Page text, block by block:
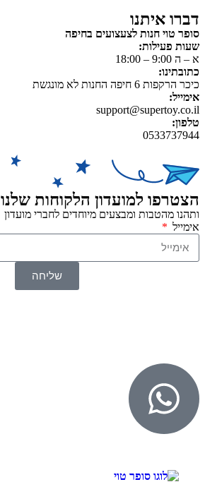
דברו איתנו
סופר טוי חנות לצעצועים בחיפה
שעות פעילות:
א – ה 9:00 – 18:00
כתובתינו:
כיכר הרקפות 6 חיפה החנות לא מונגשת
אימייל:
support@supertoy.co.il
טלפון:
0533737944
הצטרפו למועדון הלקוחות שלנו
ותהנו מהטבות ומבצעים מיוחדים לחברי מועדון
אימייל
שליחה